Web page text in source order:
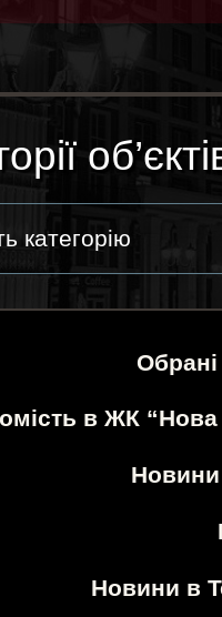
категорію
Обрані
в ЖК “Нова
Новини
Новини в